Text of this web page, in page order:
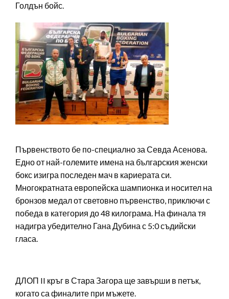
Голдън бойс.
Първенството бе по-специално за Севда Асенова.
Едно от най-големите имена на българския женски
бокс изигра последен мач в кариерата си.
Многократната европейска шампионка и носител на
бронзов медал от световно първенство, приключи с
победа в категория до 48 килограма. На финала тя
надигра убедително Гана Дубина с 5:0 съдийски
гласа.
ДЛОП II кръг в Стара Загора ще завърши в петък,
когато са финалите при мъжете.